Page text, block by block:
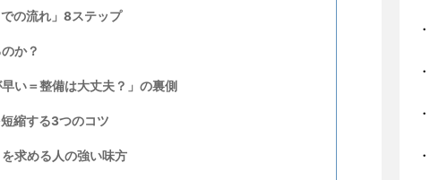
の流れ」8ステップ
か？
い＝整備は大丈夫？」の裏側
縮する3つのコツ
求める人の強い味方
・
・
・
・